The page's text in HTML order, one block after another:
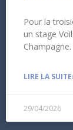
Pour la
un stage
LIRE LA
29/04/2026